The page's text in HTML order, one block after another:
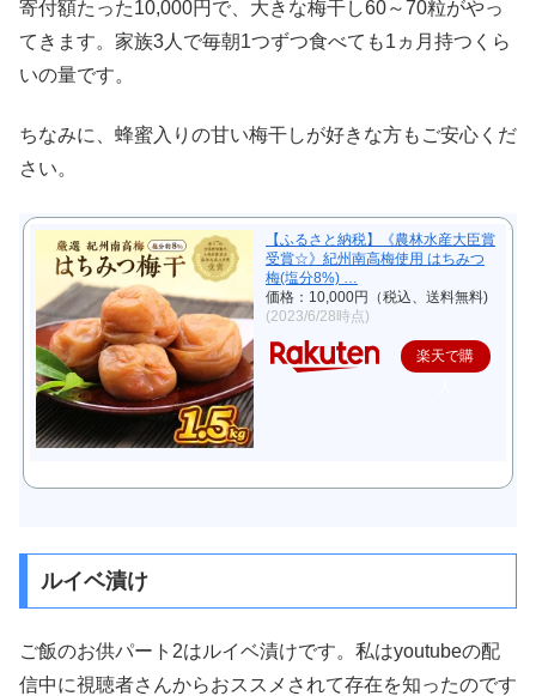
寄付額たった10,000円で、大きな梅干し60～70粒がやっ
てきます。家族3人で毎朝1つずつ食べても1ヵ月持つくら
いの量です。
ちなみに、蜂蜜入りの甘い梅干しが好きな方もご安心くだ
さい。
【ふるさと納税】《農林水産大臣賞
受賞☆》紀州南高梅使用 はちみつ
梅(塩分8%) …
価格：10,000円（税込、送料無料)
(2023/6/28時点)
楽天で購
ルイベ漬け
ご飯のお供パート2はルイベ漬けです。私はyoutubeの配
信中に視聴者さんからおススメされて存在を知ったのです